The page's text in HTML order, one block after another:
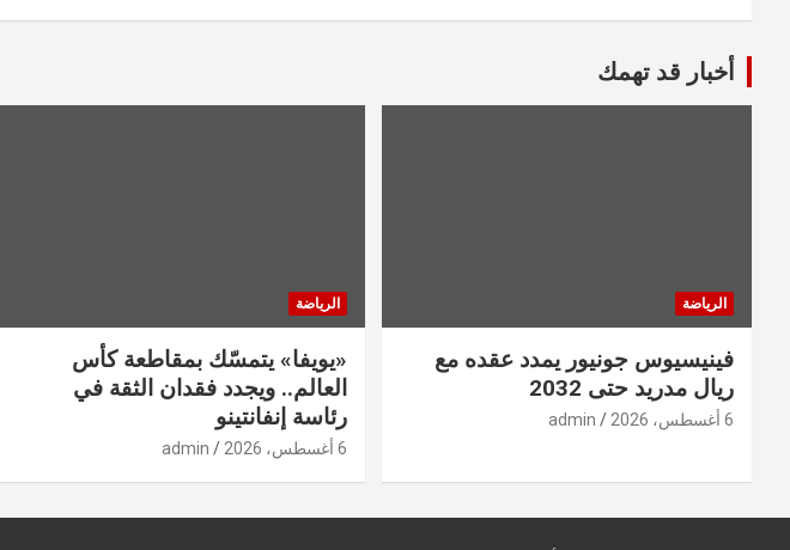
أخبار قد تهمك
الرياضة
فينيسيوس جونيور يمدد عقده مع
ريال مدريد حتى 2032
6 أغسطس، 2026 admin
الرياضة
«يويفا» يتمسّك بمقاطعة كأس
العالم.. ويجدد فقدان الثقة في
رئاسة إنفانتينو
6 أغسطس، 2026 admin